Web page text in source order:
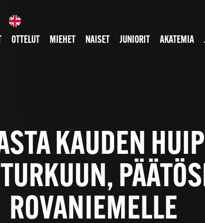
OTTELUT MIEHET NAISET JUNIORIT AKATEMIA
KAUDEN
ROVANIEMELLE